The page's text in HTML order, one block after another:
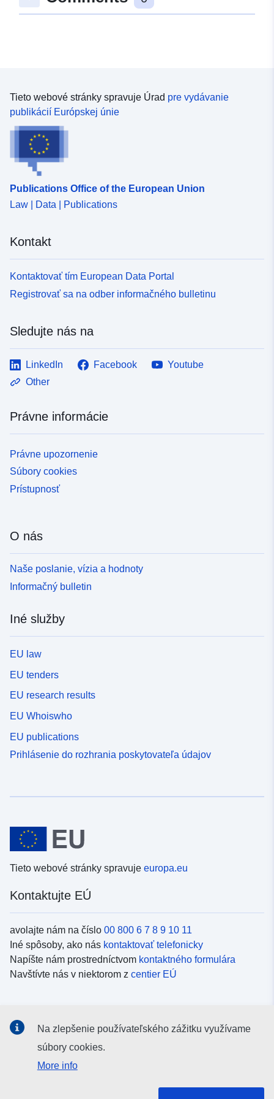
Priestorové
Tieto webové stránky spravuje Úrad pre vydávanie
publikácií Európskej únie
Publications Office of the European Union
Law | Data | Publications
Kontakt
Kontaktovať tím European Data Portal
Registrovať sa na odber informačného bulletinu
Sledujte nás na
LinkedIn Facebook
Youtube
Other
Právne informácie
Právne upozornenie
Súbory cookies
Prístupnosť
O nás
Naše poslanie, vízia a hodnoty
Informačný bulletin
Iné služby
EU law
EU tenders
EU research results
EU Whoiswho
EU publications
Prihlásenie do rozhrania poskytovateľa údajov
Tieto webové stránky spravuje europa.eu
Kontaktujte EÚ
avolajte nám na číslo 00 800 6 7 8 9 10 11
Iné spôsoby, ako nás kontaktovať telefonicky
Napíšte nám prostredníctvom kontaktného formulára
Navštívte nás v niektorom z centier EÚ
Kanály EÚ nasociálnych médiách
Na zlepšenie používateľského zážitku využívame
súbory cookies.
More info